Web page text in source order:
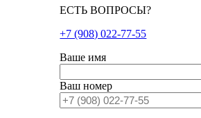
ЕСТЬ ВОПРОСЫ?
+7 (908) 022-77-55
Ваше имя
Ваш номер